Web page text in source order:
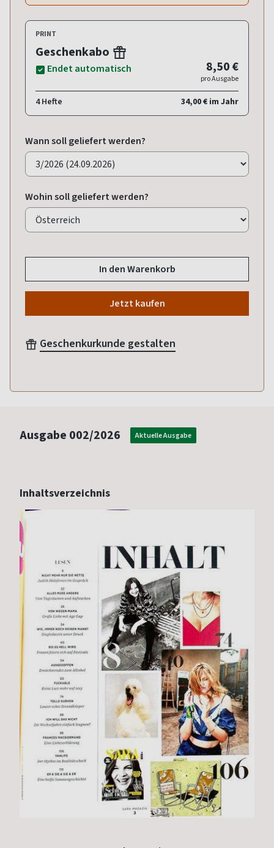
PRINT
Geschenkabo
Endet automatisch 8,50 €
pro Ausgabe
4 Hefte 34,00 € im Jahr
Wann soll geliefert werden?
Wohin soll geliefert werden?
In den Warenkorb
Jetzt kaufen
Geschenkurkunde gestalten
Ausgabe 002/2026 Aktuelle Ausgabe
Inhaltsverzeichnis